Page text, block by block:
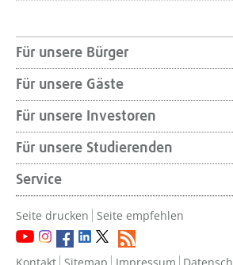
Für unsere Bürger
Für unsere Gäste
Für unsere Investoren
Für unsere Studierenden
Service
Seite drucken Seite empfehlen